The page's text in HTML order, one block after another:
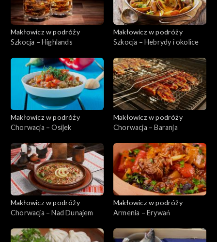
Makłowicz w podróży
Szkocja – Highlands
Makłowicz w podróży
Szkocja – Hebrydy i okolice
Makłowicz w podróży
Chorwacja – Osijek
Makłowicz w podróży
Chorwacja – Baranja
Makłowicz w podróży
Chorwacja – Nad Dunajem
Makłowicz w podróży
Armenia – Erywań